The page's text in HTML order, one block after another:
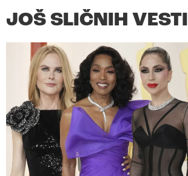
JOŠ SLIČNIH VESTI